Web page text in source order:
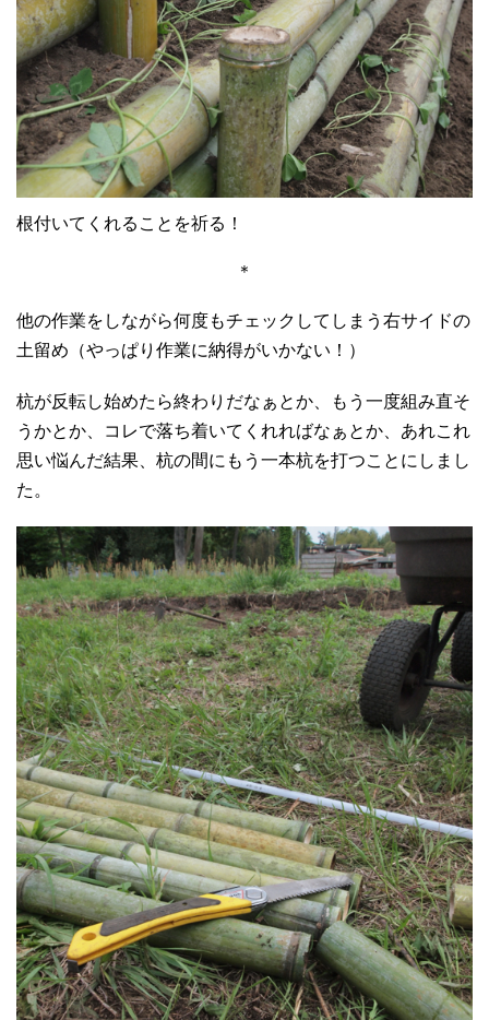
根付いてくれることを祈る！
＊
他の作業をしながら何度もチェックしてしまう右サイドの
土留め（やっぱり作業に納得がいかない！）
杭が反転し始めたら終わりだなぁとか、もう一度組み直そ
うかとか、コレで落ち着いてくれればなぁとか、あれこれ
思い悩んだ結果、杭の間にもう一本杭を打つことにしまし
た。